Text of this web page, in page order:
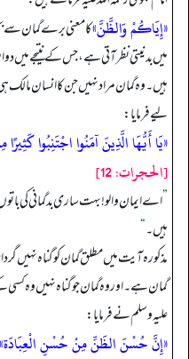
«إِيَاكُمْ وَالظَّنَّ»کا معنی برے گمان
میں بدنیتی نظر آتی ہے، جس کے نتیجے میں
ہیں۔ وہ گمان مراد نہیں جن کا انسان مالک
لیے فرمایا:
«يَا أَيُّهَا الَّذِينَ آمَنُوا اجْتَنِبُوا
[الحجرات: 12]
”اے ایمان والو! بہت ساری بدگمانی کی
ہیں۔“
مذکورہ آیت میں مطلق گمان کو گناہ نہیں
گمان ہے۔ اور وہ گمان جو گناہ نہیں وہ
علیہ وسلم نے فرمایا:
«إِنَّ حُسْنَ الظَنِّ مِنْ حُسْنِ الْعِبَادَة»